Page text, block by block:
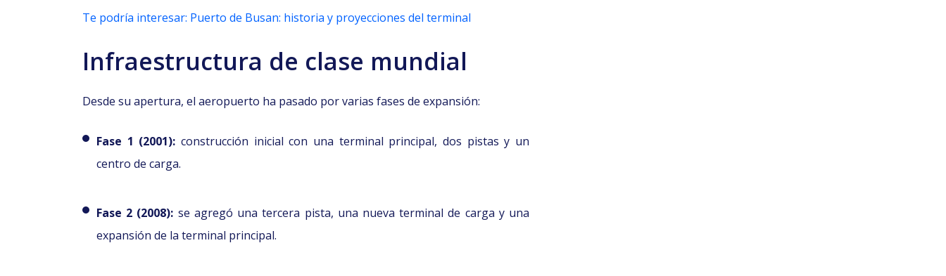
Te podría interesar: Puerto de Busan: historia y proyecciones del terminal
Infraestructura de clase mundial
Desde su apertura, el aeropuerto ha pasado por varias fases de expansión:
Fase 1 (2001): construcción inicial con una terminal principal, dos pistas y un
centro de carga.
Fase 2 (2008): se agregó una tercera pista, una nueva terminal de carga y una
expansión de la terminal principal.